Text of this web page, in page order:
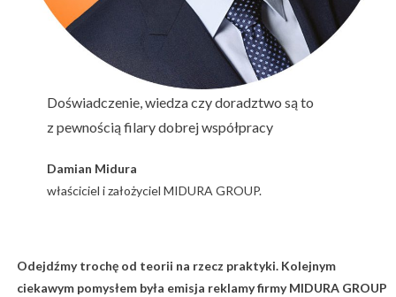
Doświadczenie, wiedza czy doradztwo są to
z pewnością filary dobrej współpracy
Damian Midura
właściciel i założyciel MIDURA GROUP.
Odejdźmy trochę od teorii na rzecz praktyki. Kolejnym
ciekawym pomysłem była emisja reklamy firmy MIDURA GROUP